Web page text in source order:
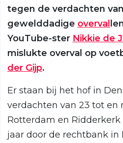
tegen de verdachten
gewelddadige overval
YouTube-ster Nikkie de
mislukte overval op
der Gijp.
Er staan bij het hof in
verdachten van 23 tot en
Rotterdam en
jaar door de rechtbank in